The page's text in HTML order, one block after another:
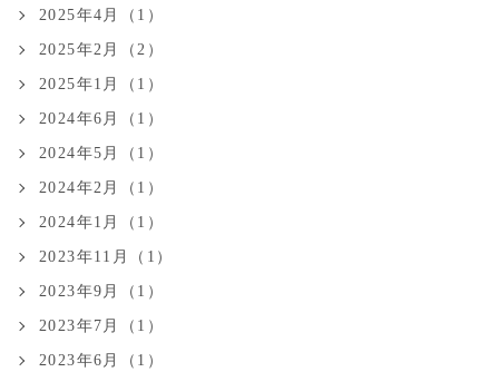
2025年4月（1）
2025年2月（2）
2025年1月（1）
2024年6月（1）
2024年5月（1）
2024年2月（1）
2024年1月（1）
2023年11月（1）
2023年9月（1）
2023年7月（1）
2023年6月（1）